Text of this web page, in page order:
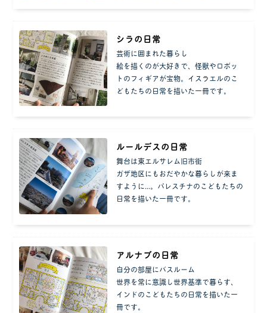
シラの日常
芸術に囲まれた暮らし
絵を描くのが大好きで、怪獣やロボッ
トのフィギアが宝物。イスラエルのこ
どもたちの日常を描いた一冊です。
ルールデスの日常
舞台は東エルサレム旧市街
ガザ地区にもおだやかな暮らしが来ま
すように...。パレスチナのこどもたちの
日常を描いた一冊です。
アルナブの日常
自分の部屋にバスルーム
世界を常に意識し世界基準で暮らす、
インドのこどもたちの日常を描いた一
冊です。